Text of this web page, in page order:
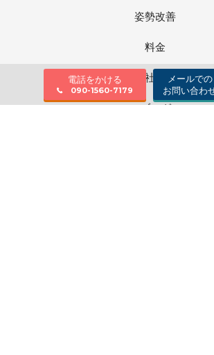
姿勢改善
料金
会社情報
ブログ
電話をかける
090-1560-7179
メールでの
お問い合わ